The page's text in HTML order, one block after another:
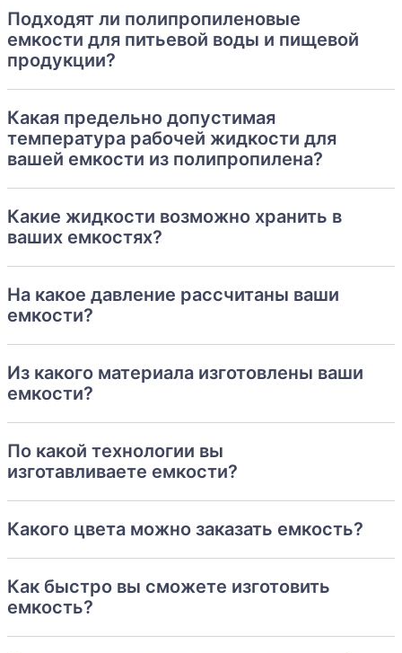
Подходят ли полипропиленовые
емкости для питьевой воды и пищевой
продукции?
Какая предельно допустимая
температура рабочей жидкости для
вашей емкости из полипропилена?
Какие жидкости возможно хранить в
ваших емкостях?
На какое давление рассчитаны ваши
емкости?
Из какого материала изготовлены ваши
емкости?
По какой технологии вы
изготавливаете емкости?
Какого цвета можно заказать емкость?
Как быстро вы сможете изготовить
емкость?